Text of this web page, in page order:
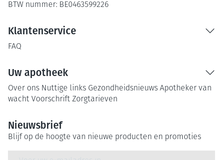
BTW nummer: BE0463599226
Klantenservice
FAQ
Uw apotheek
Over ons Nuttige links Gezondheidsnieuws Apotheker van
wacht Voorschrift Zorgtarieven
Nieuwsbrief
Blijf op de hoogte van nieuwe producten en promoties